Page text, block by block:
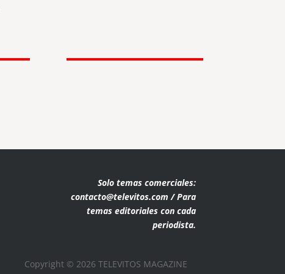
Solo temas comerciales:
contacto@televitos.com / Para
temas editoriales con cada
periodista.
Copyright © 2026 TELEVITOS MAGAZINE